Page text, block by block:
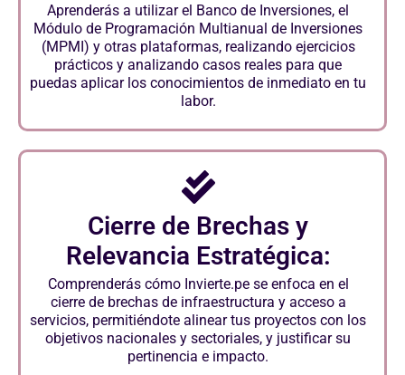
Aprenderás a utilizar el Banco de Inversiones, el
Módulo de Programación Multianual de Inversiones
(MPMI) y otras plataformas, realizando ejercicios
prácticos y analizando casos reales para que
puedas aplicar los conocimientos de inmediato en tu
labor.
Cierre de Brechas y
Relevancia Estratégica:
Comprenderás cómo Invierte.pe se enfoca en el
cierre de brechas de infraestructura y acceso a
servicios, permitiéndote alinear tus proyectos con los
objetivos nacionales y sectoriales, y justificar su
pertinencia e impacto.